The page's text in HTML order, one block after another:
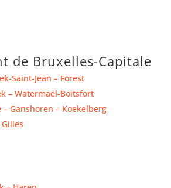
de Bruxelles-Capitale
Saint-Jean – Forest
– Watermael-Boitsfort
Ganshoren – Koekelberg